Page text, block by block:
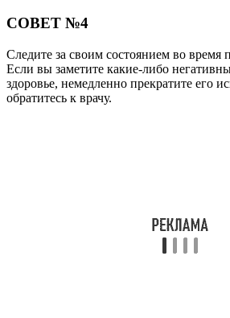
СОВЕТ №4
Следите за своим состоянием во время
Если вы заметите какие-либо
здоровье, немедленно прекратите его
обратитесь к врачу.